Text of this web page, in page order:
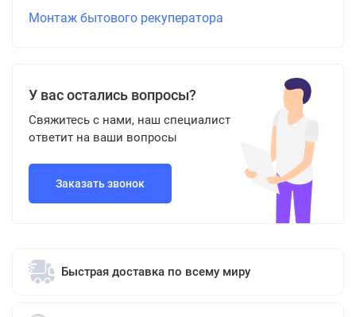
Монтаж бытового рекуператора
У вас остались вопросы?
Свяжитесь с нами, наш специалист
ответит на ваши вопросы
Заказать звонок
Быстрая доставка по всему миру